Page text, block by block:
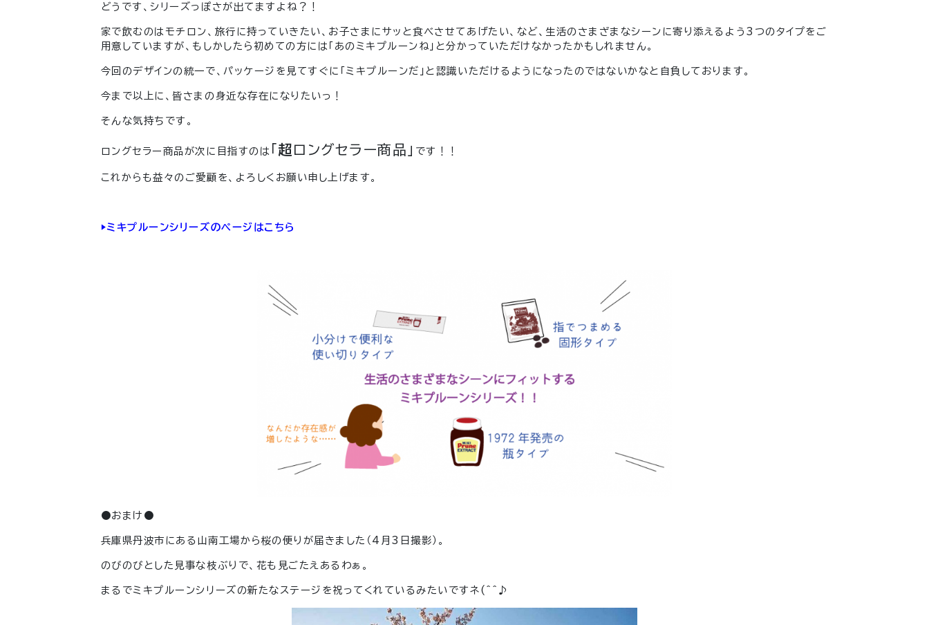
どうです、シリーズっぽさが出てますよね？！
家で飲むのはモチロン、旅行に持っていきたい、お子さまにサッと食べさせてあげたい、など、生活のさまざまなシーンに寄り添えるよう3つのタイプをご
用意していますが、もしかしたら初めての方には「あのミキプルーンね」と分かっていただけなかったかもしれません。
今回のデザインの統一で、パッケージを見てすぐに「ミキプルーンだ」と認識いただけるようになったのではないかなと自負しております。
今まで以上に、皆さまの身近な存在になりたいっ！
そんな気持ちです。
ロングセラー商品が次に目指すのは 「超 ロングセラー商品」 です！！
これからも益々のご愛顧を、よろしくお願い申し上げます。
▶︎ミキプルーンシリーズのページはこちら
●おまけ●
兵庫県丹波市にある山南工場から桜の便りが届きました（4月3日撮影）。
のびのびとした見事な枝ぶりで、花も見ごたえあるわぁ。
まるでミキプルーンシリーズの新たなステージを祝ってくれているみたいですネ(^^♪